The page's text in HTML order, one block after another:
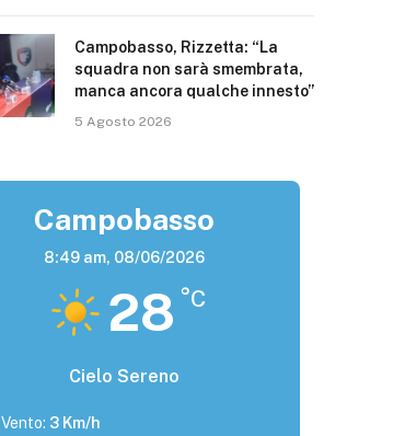
Campobasso, Rizzetta: “La
squadra non sarà smembrata,
manca ancora qualche innesto”
5 Agosto 2026
Campobasso
8:49 am, 08/06/2026
28 °C
Cielo Sereno
Vento: 3 Km/h